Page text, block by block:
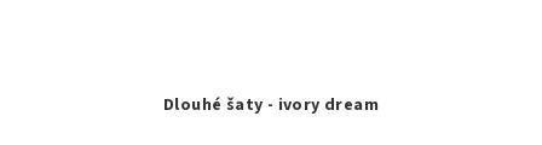
Dlouhé šaty - ivory dream